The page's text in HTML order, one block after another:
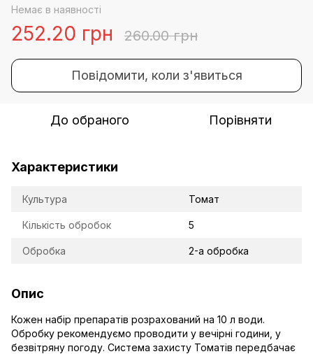
Немає в наявності
252.20 грн 260.00 грн
Повідомити, коли з'явиться
До обраного Порівняти
Характеристики
Культура Томат
Кількість обробок 5
Обробка 2-а обробка
Опис
Кожен набір препаратів розрахований на 10 л води.
Обробку рекомендуємо проводити у вечірні години, у
безвітряну погоду. Система захисту Томатів передбачає